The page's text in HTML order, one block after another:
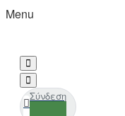
Menu
Σύνδεση